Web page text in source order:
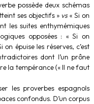
possède deux schémas
ses objectifs » vs« Si on
les suites enthymémiques
opposées : « Si on
on épuise les réserves, c’est
dont l’un prône
la tempérance (« Il ne faut
les proverbes espagnols
confondus. D’un corpus